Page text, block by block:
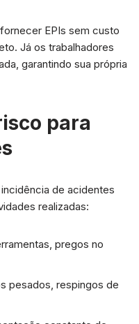
EPIs sem custo
Já os trabalhadores
garantindo sua própria
para
de acidentes
realizadas:
pregos no
pesados, respingos de